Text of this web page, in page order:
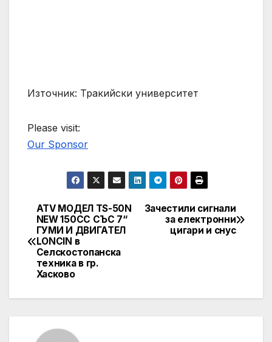
Източник: Тракийски университет
Please visit:
Our Sponsor
Post
navigation
Зачестили сигнали
за електронни
цигари и снус
ATV МОДЕЛ TS-50N
NEW 150CC СЪС 7“
ГУМИ И ДВИГАТЕЛ
LONCIN в
Селскостопанска
техника в гр.
Хасково